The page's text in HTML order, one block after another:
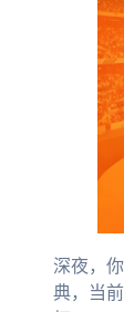
深夜，
典，当